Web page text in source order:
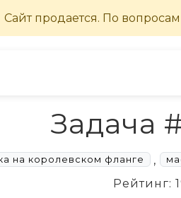
Задача
на королевском фланге ,
Рейтинг: